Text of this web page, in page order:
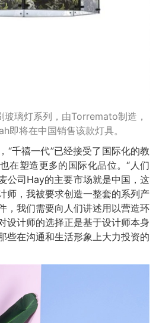
璃灯系列，由Torremato制造，
即将在中国销售该款灯具。
“千禧一代”已经接受了国际化的教
在塑造更多的国际化品位。“人们
公司Hay的主要市场就是中国，这
师，我被要求创造一整套的系列产
，我们需要向人们讲述用以营造环
设计师的选择正是基于设计师本身
些在沟通和生活形象上大力投资的